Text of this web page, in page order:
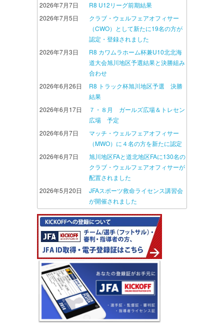
2026年7月7日
R8 U12リーグ前期結果
2026年7月5日
クラブ・ウェルフェアオフィサー
（CWO）として新たに19名の方が
認定・登録されました
2026年7月3日
R8 カワムラホーム杯兼U10北北海
道大会旭川地区予選結果と決勝組み
合わせ
2026年6月26日
R8 トラック杯旭川地区予選 決勝
結果
2026年6月17日
７・８月 ガールズ広場＆トレセン
広場 予定
2026年6月7日
マッチ・ウェルフェアオフィサー
（MWO）に４名の方を新たに認定
2026年6月7日
旭川地区FAと道北地区FAに130名の
クラブ・ウェルフェアオフィサーが
配置されました
2026年5月20日
JFAスポーツ救命ライセンス講習会
が開催されました